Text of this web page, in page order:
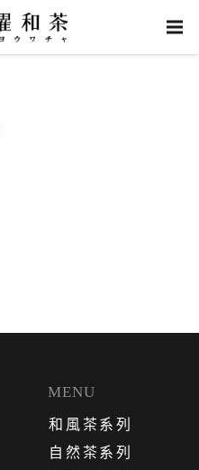
自然茶系列
和風茶系列
MENU